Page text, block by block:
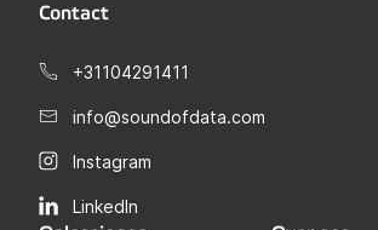
Contact
+31104291411
info@soundofdata.com
Instagram
LinkedIn